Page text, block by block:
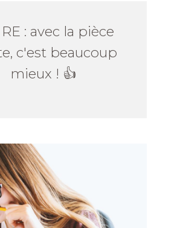
RE : avec la pièce
c'est beaucoup
mieux ! 👍